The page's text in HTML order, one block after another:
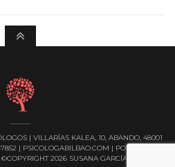
| VILLARÍAS KALEA, 10, ABANDO, 48001
| PSICOLOGABILBAO.COM | POWERED BY
2026 SUSANA GARCÍA SELLARÉS